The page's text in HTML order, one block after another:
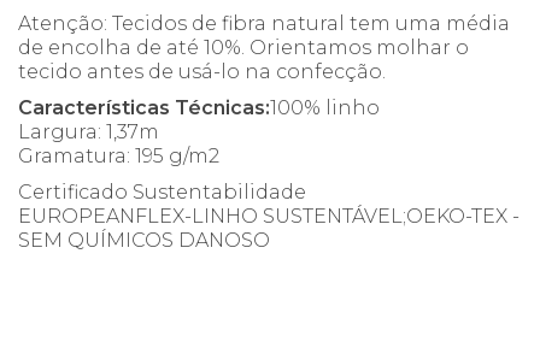
Atenção: Tecidos de fibra natural tem uma média
de encolha de até 10%. Orientamos molhar o
tecido antes de usá-lo na confecção.
Características Técnicas:100% linho
Largura: 1,37m
Gramatura: 195 g/m2
Certificado Sustentabilidade
EUROPEANFLEX-LINHO SUSTENTÁVEL;OEKO-TEX -
SEM QUÍMICOS DANOSO